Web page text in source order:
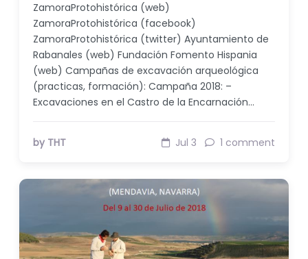
ZamoraProtohistórica (web)
ZamoraProtohistórica (facebook)
ZamoraProtohistórica (twitter) Ayuntamiento de
Rabanales (web) Fundación Fomento Hispania
(web) Campañas de excavación arqueológica
(practicas, formación): Campaña 2018: –
Excavaciones en el Castro de la Encarnación…
by THT Jul 3 1 comment